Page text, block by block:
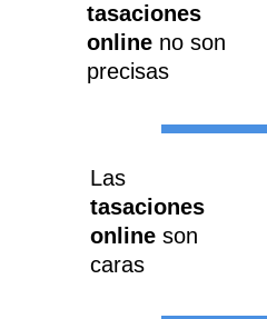
tasaciones
online no son
precisas
Las
tasaciones
online son
caras